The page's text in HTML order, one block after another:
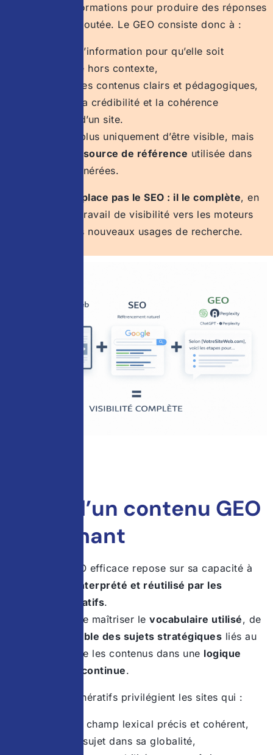
fiabilité des informations pour produire des réponses
à forte valeur ajoutée. Le GEO consiste donc à :
structurer l’information pour qu’elle soit
exploitable hors contexte,
formuler des contenus clairs et pédagogiques,
renforcer la crédibilité et la cohérence
éditoriale d’un site.
L’objectif n’est plus uniquement d’être visible, mais
une source de référence utilisée dans
les réponses générées.
Le GEO ne remplace pas le SEO : il le complète, en
prolongeant le travail de visibilité vers les moteurs
génératifs et les nouveaux usages de recherche.
La clé d’un contenu GEO
performant
Un contenu GEO efficace repose sur sa capacité à
compris, interprété et réutilisé par les
moteurs génératifs.
Cela implique de maîtriser le vocabulaire utilisé, de
l’ensemble des sujets stratégiques liés au
GEO et d’inscrire les contenus dans une logique
d’amélioration continue.
Les moteurs génératifs privilégient les sites qui :
utilisent un champ lexical précis et cohérent,
traitent un sujet dans sa globalité,